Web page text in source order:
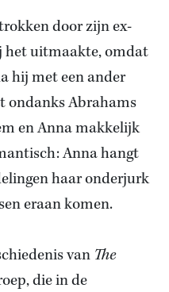
door zijn ex-
het uitmaakte, omdat
hij met een ander
ondanks Abrahams
en Anna makkelijk
Anna hangt
haar onderjurk
eraan komen.
van The
die in de